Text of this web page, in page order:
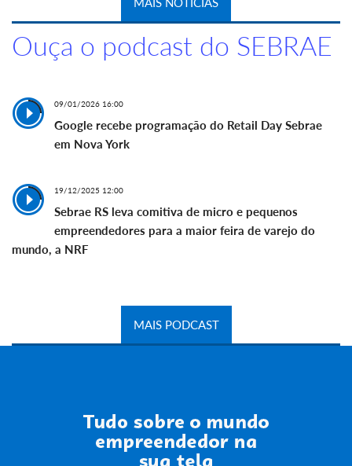
Ouça o podcast do SEBRAE
09/01/2026 16:00
Google recebe programação do Retail Day Sebrae
em Nova York
19/12/2025 12:00
Sebrae RS leva comitiva de micro e pequenos
empreendedores para a maior feira de varejo do
mundo, a NRF
MAIS PODCAST